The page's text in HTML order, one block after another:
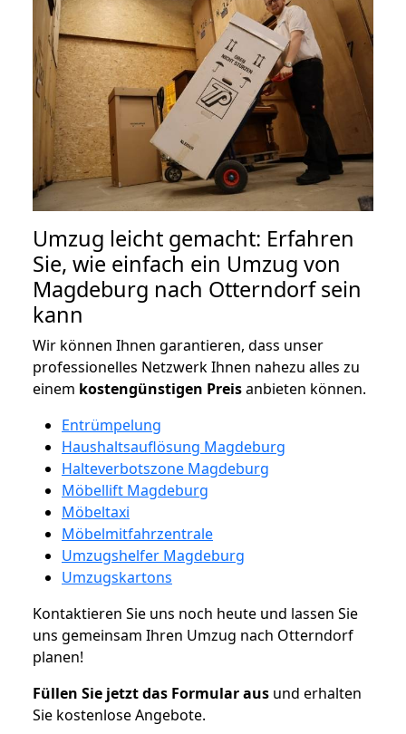
Umzug leicht gemacht: Erfahren
Sie, wie einfach ein Umzug von
Magdeburg nach Otterndorf sein
kann
Wir können Ihnen garantieren, dass unser
professionelles Netzwerk Ihnen nahezu alles zu
einem kostengünstigen Preisanbieten können.
Entrümpelung
Haushaltsauflösung Magdeburg
Halteverbotszone Magdeburg
Möbellift Magdeburg
Möbeltaxi
Möbelmitfahrzentrale
Umzugshelfer Magdeburg
Umzugskartons
Kontaktieren Sie uns noch heute und lassen Sie
uns gemeinsam Ihren Umzug nach Otterndorf
planen!
Füllen Sie jetzt das Formular aus und erhalten
Sie kostenlose Angebote.